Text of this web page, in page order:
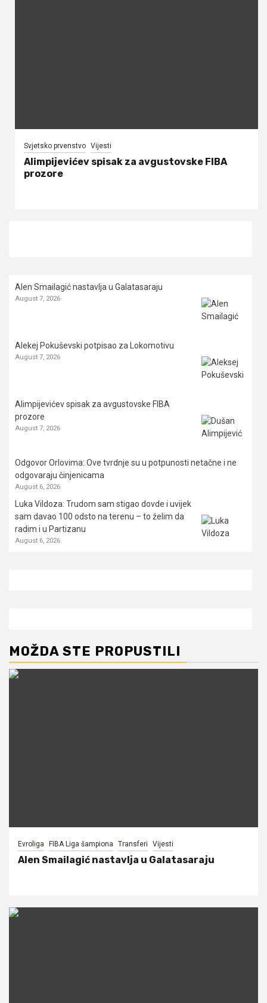
Svjetsko prvenstvo Vijesti
Alimpijevićev spisak za avgustovske FIBA
prozore
Alen Smailagić nastavlja u Galatasaraju
August 7, 2026
Alekej Pokuševski potpisao za Lokomotivu
August 7, 2026
Alimpijevićev spisak za avgustovske FIBA
prozore
August 7, 2026
Odgovor Orlovima: ​Ove tvrdnje su u potpunosti netačne i ne
odgovaraju činjenicama
August 6, 2026
Luka Vildoza: Trudom sam stigao dovde i uvijek
sam davao 100 odsto na terenu – to želim da
radim i u Partizanu
August 6, 2026
MOŽDA STE PROPUSTILI
Evroliga FIBA Liga šampiona Transferi Vijesti
Alen Smailagić nastavlja u Galatasaraju